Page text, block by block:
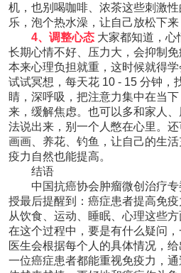
机，也别喝咖啡、浓茶这些刺激
乐，泡个热水澡，让自己放松下来
4、调整心态 大家都知道，心
长期心情不好、压力大，会抑制
本来心理负担就重，这时候就得
试试冥想，每天花 10 - 15 分钟，
睛，深呼吸，把注意力集中在当
来，缓解焦虑。也可以多和家人
法说出来，别一个人憋在心里。
画画、养花、钓鱼，让自己的生
疫力自然也能提高。​
结语
中国抗癌协会肿瘤微创治疗
授最后提醒到：癌症患者提高免
从饮食、运动、睡眠、心理这些方
在这个过程中，要是有什么疑问，
医生会根据每个人的具体情况，
一位癌症患者都能重视免疫力，